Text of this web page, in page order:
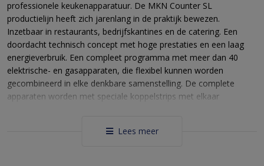
professionele keukenapparatuur. De MKN Counter SL
productielijn heeft zich jarenlang in de praktijk bewezen.
Inzetbaar in restaurants, bedrijfskantines en de catering. Een
doordacht technisch concept met hoge prestaties en een laag
energieverbruik. Een compleet programma met meer dan 40
elektrische- en gasapparaten, die flexibel kunnen worden
gecombineerd in elke denkbare samenstelling. De complete
apparaten worden met speciale koppelstrips met elkaar
Lees meer